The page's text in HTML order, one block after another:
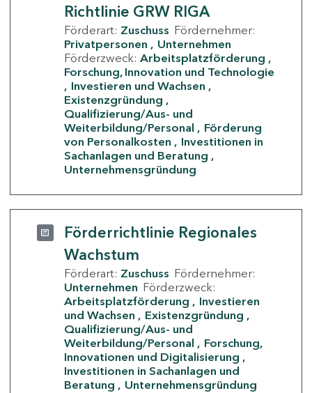
Richtlinie GRW RIGA
Förderart: Zuschuss Fördernehmer:
Privatpersonen
Unternehmen
Förderzweck: Arbeitsplatzförderung
Forschung, Innovation und Technologie
Investieren und Wachsen
Existenzgründung
Qualifizierung/Aus- und
Weiterbildung/Personal
Förderung
von Personalkosten
Investitionen in
Sachanlagen und Beratung
Unternehmensgründung
Förderrichtlinie Regionales
Wachstum
Förderart: Zuschuss Fördernehmer:
Unternehmen Förderzweck:
Arbeitsplatzförderung
Investieren
und Wachsen
Existenzgründung
Qualifizierung/Aus- und
Weiterbildung/Personal
Forschung,
Innovationen und Digitalisierung
Investitionen in Sachanlagen und
Beratung
Unternehmensgründung